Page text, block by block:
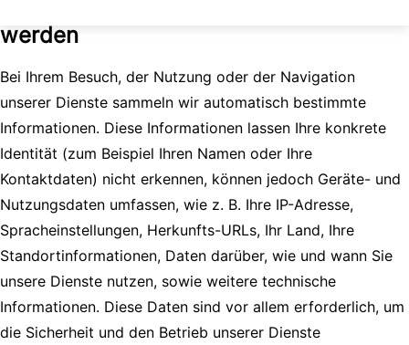
werden
Bei Ihrem Besuch, der Nutzung oder der Navigation
unserer Dienste sammeln wir automatisch bestimmte
Informationen. Diese Informationen lassen Ihre konkrete
Identität (zum Beispiel Ihren Namen oder Ihre
Kontaktdaten) nicht erkennen, können jedoch Geräte- und
Nutzungsdaten umfassen, wie z. B. Ihre IP-Adresse,
Spracheinstellungen, Herkunfts-URLs, Ihr Land, Ihre
Standortinformationen, Daten darüber, wie und wann Sie
unsere Dienste nutzen, sowie weitere technische
Informationen. Diese Daten sind vor allem erforderlich, um
die Sicherheit und den Betrieb unserer Dienste